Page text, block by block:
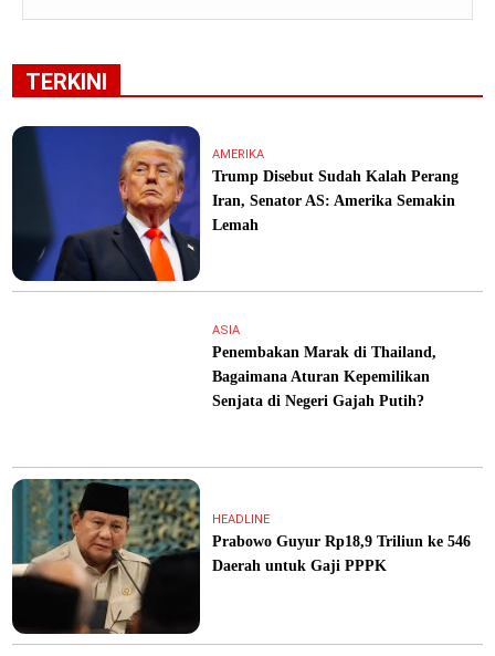
TERKINI
AMERIKA
Trump Disebut Sudah Kalah Perang
Iran, Senator AS: Amerika Semakin
Lemah
ASIA
Penembakan Marak di Thailand,
Bagaimana Aturan Kepemilikan
Senjata di Negeri Gajah Putih?
HEADLINE
Prabowo Guyur Rp18,9 Triliun ke 546
Daerah untuk Gaji PPPK